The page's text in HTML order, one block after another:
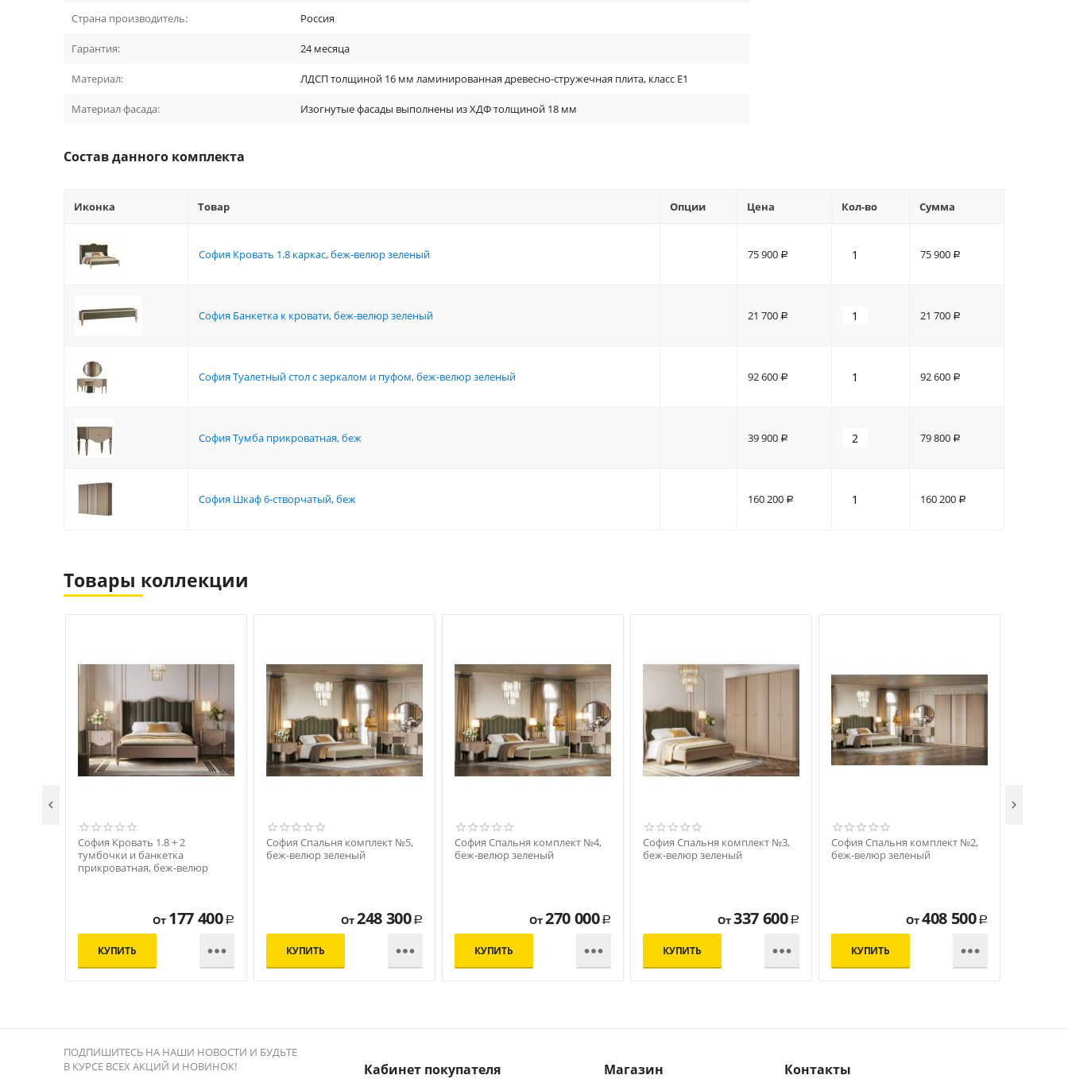
Страна производитель: Россия
Гарантия: 24 месяца
Материал: ЛДСП толщиной 16 мм ламинированная древесно-стружечная плита, класс E1
Материал фасада: Изогнутые фасады выполнены из ХДФ толщиной 18 мм
Состав данного комплекта
Иконка Товар Опции Цена Кол-во Сумма
София Кровать 1.8 каркас, беж-велюр зеленый 75 900 Р 75 900 Р
София Банкетка к кровати, беж-велюр зеленый 21 700 Р 21 700 Р
София Туалетный стол с зеркалом и пуфом, беж-велюр зеленый 92 600 Р 92 600 Р
София Тумба прикроватная, беж 39 900 Р 79 800 Р
София Шкаф 6-створчатый, беж 160 200 Р 160 200 Р
Товары коллекции
София Кровать 1.8 + 2
тумбочки и банкетка
прикроватная, беж-велюр
От 177 400 Р
КУПИТЬ 
София Спальня комплект №5,
беж-велюр зеленый
От248 300 Р
КУПИТЬ 
София Спальня комплект №4,
беж-велюр зеленый
От270 000 Р
КУПИТЬ 
София Спальня комплект №3,
беж-велюр зеленый
От337 600 Р
КУПИТЬ 
София Спальня комплект №2,
беж-велюр зеленый
От408 500 Р
КУПИТЬ 
 
ПОДПИШИТЕСЬ НА НАШИ НОВОСТИ И БУДЬТЕ
В КУРСЕ ВСЕХ АКЦИЙ И НОВИНОК!
Кабинет покупателя Магазин Контакты